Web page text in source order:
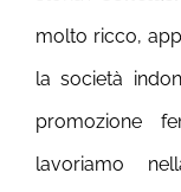
molto ricco,
la società
promozione
lavoriamo